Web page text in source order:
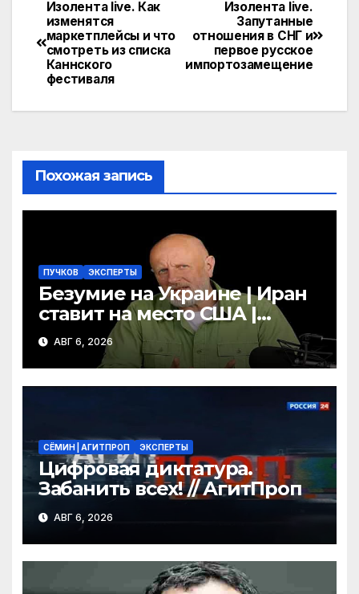
e
gr
a
m
n
o
kl
s
ni
ki
er р
а
и
Навигация
по
записям
Изолента live.
Запутанные
отношения в СНГ и
первое русское
импортозамещение
Изолента live. Как
изменятся
маркетплейсы и что
смотреть из списка
Каннского
фестиваля
Похожая запись
ПУЧКОВ ЭКСПЕРТЫ
Безумие на Украине | Иран
ставит на место США |
Фильм «Одиссея»
шокировал Гомера | Гоблин
АВГ 6, 2026
СЁМИН | АГИТПРОП ЭКСПЕРТЫ
Цифровая диктатура.
Забанить всех! // АгитПроп
АВГ 6, 2026